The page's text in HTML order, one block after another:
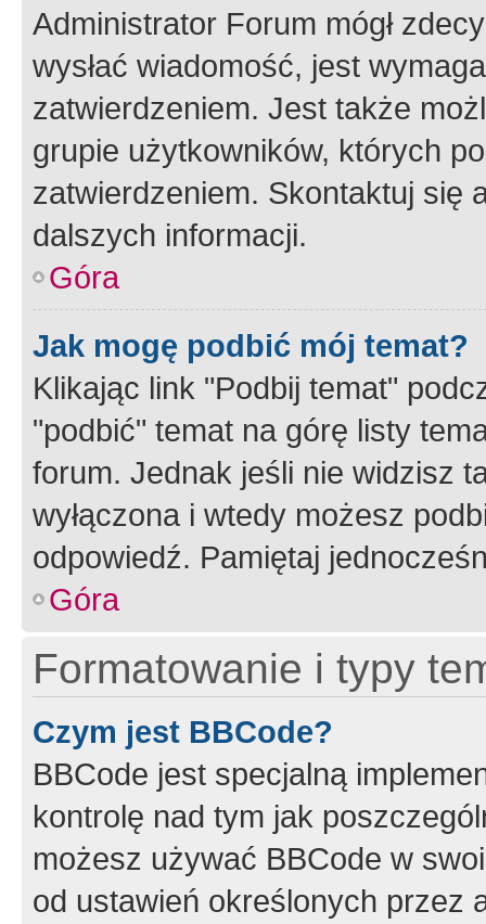
Administrator Forum mógł
wysłać wiadomość, jest
zatwierdzeniem. Jest także
grupie użytkowników, których
zatwierdzeniem. Skontaktuj się
dalszych informacji.
Góra
Jak mogę podbić mój temat?
Klikając link "Podbij temat"
"podbić" temat na górę listy
forum. Jednak jeśli nie widzisz
wyłączona i wtedy możesz
odpowiedź. Pamiętaj
Góra
Formatowanie i typy
Czym jest BBCode?
BBCode jest specjalną
kontrolę nad tym jak
możesz używać BBCode w
od ustawień określonych przez